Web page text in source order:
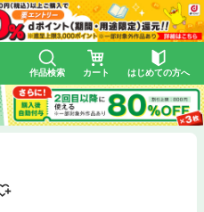
作品検索 カート はじめての方へ